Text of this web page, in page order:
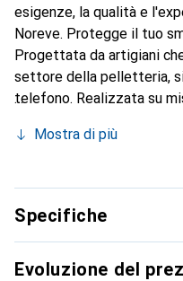
esigenze, la qualità e
Noreve. Protegge il tuo
Progettata da artigiani
settore della pelletteria,
telefono. Realizzata su
accessorio elegante e
prodotti di alta qualità, il
sicura per una clientela
Mostra di più
Specifiche
Evoluzione del